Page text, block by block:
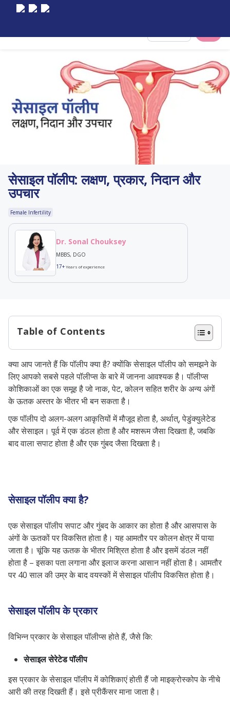
सेसाइल पॉलीप: लक्षण, प्रकार, निदान और
उपचार
Female Infertility
Dr. Sonal Chouksey
MBBS, DGO
17+Years of experience
Table of Contents
सेसाइल पॉलीप के प्रकार
सेसाइल सेरेटेड पॉलीप
विलस पॉलीप
ट्यूबलर पॉलीप
ट्यूबलोविलस पॉलीप
सेसाइल पॉलीप के जोखिम कारक
सेसाइल पॉलीप का निदान
कोलोनोस्कोपी
मल परीक्षण
सीटी कोलोनोस्कोपी
सिग्मोइडोस्कोपी
निष्कर्ष
क्या आप जानते हैं कि पॉलीप क्या है? क्योंकि सेसाइल पॉलीप को समझने के
लिए आपको सबसे पहले पॉलीप्स के बारे में जानना आवश्यक है। पॉलीप्स
कोशिकाओं का एक समूह है जो नाक, पेट, कोलन सहित शरीर के अन्य अंगों
के ऊतक अस्तर के भीतर भी बन सकता है।
एक पॉलीप दो अलग-अलग आकृतियों में मौजूद होता है, अर्थात्, पेडुंक्युलेटेड
और सेसाइल। पूर्व में एक डंठल होता है और मशरूम जैसा दिखता है, जबकि
बाद वाला सपाट होता है और एक गुंबद जैसा दिखता है।
सेसाइल पॉलीप क्या है?
एक सेसाइल पॉलीप सपाट और गुंबद के आकार का होता है और आसपास के
अंगों के ऊतकों पर विकसित होता है। यह आमतौर पर कोलन क्षेत्र में पाया
जाता है। चूंकि यह ऊतक के भीतर मिश्रित होता है और इसमें डंठल नहीं
होता है – इसका पता लगाना और इलाज करना आसान नहीं होता है। आमतौर
पर 40 साल की उम्र के बाद वयस्कों में सेसाइल पॉलीप विकसित होता है।
सेसाइल पॉलीप के प्रकार
विभिन्न प्रकार के सेसाइल पॉलीप्स होते हैं, जैसे कि:
सेसाइल सेरेटेड पॉलीप
इस प्रकार के सेसाइल पॉलीप में कोशिकाएं होती हैं जो माइक्रोस्कोप के नीचे
आरी की तरह दिखती हैं। इसे प्रीकैंसर माना जाता है।